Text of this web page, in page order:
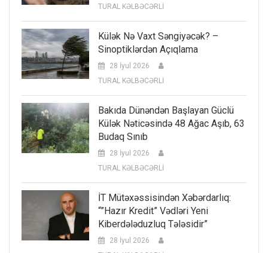
TURAL KƏLBƏCƏRLİ
Külək Nə Vaxt Səngiyəcək? –
Sinoptiklərdən Açıqlama
28 İyul 2026
TURAL KƏLBƏCƏRLİ
Bakıda Dünəndən Başlayan Güclü
Külək Nəticəsində 48 Ağac Aşıb, 63
Budaq Sınıb
28 İyul 2026
TURAL KƏLBƏCƏRLİ
İT Mütəxəssisindən Xəbərdarlıq:
“”Hazır Kredit” Vədləri Yeni
Kiberdələduzluq Tələsidir”
28 İyul 2026